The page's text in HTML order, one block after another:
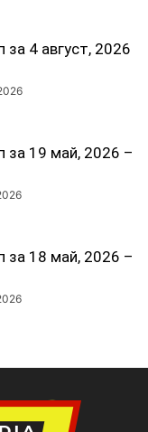
4 август, 2026
за 19 май, 2026 –
за 18 май, 2026 –